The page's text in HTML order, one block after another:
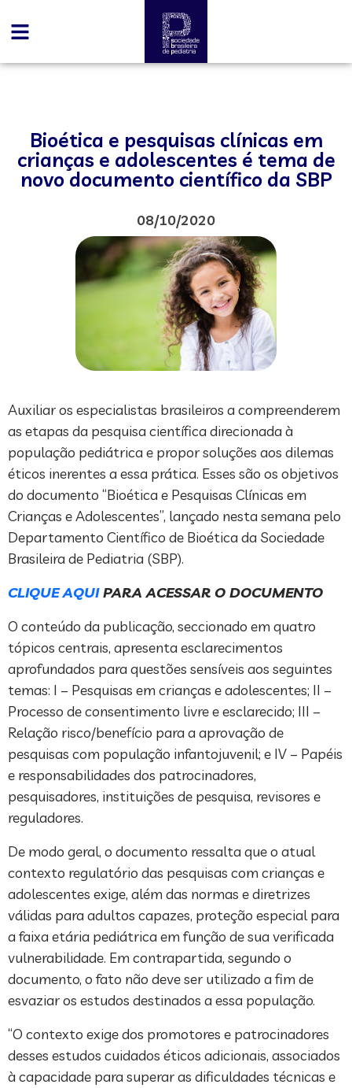
Bioética e pesquisas clínicas em
crianças e adolescentes é tema de
novo documento científico da SBP
08/10/2020
Auxiliar os especialistas brasileiros a compreenderem
as etapas da pesquisa científica direcionada à
população pediátrica e propor soluções aos dilemas
éticos inerentes a essa prática. Esses são os objetivos
do documento “Bioética e Pesquisas Clínicas em
Crianças e Adolescentes”, lançado nesta semana pelo
Departamento Científico de Bioética da Sociedade
Brasileira de Pediatria (SBP).
CLIQUE AQUIPARA ACESSAR O DOCUMENTO
O conteúdo da publicação, seccionado em quatro
tópicos centrais, apresenta esclarecimentos
aprofundados para questões sensíveis aos seguintes
temas: I – Pesquisas em crianças e adolescentes; II –
Processo de consentimento livre e esclarecido; III –
Relação risco/benefício para a aprovação de
pesquisas com população infantojuvenil; e IV – Papéis
e responsabilidades dos patrocinadores,
pesquisadores, instituições de pesquisa, revisores e
reguladores.
De modo geral, o documento ressalta que o atual
contexto regulatório das pesquisas com crianças e
adolescentes exige, além das normas e diretrizes
válidas para adultos capazes, proteção especial para
a faixa etária pediátrica em função de sua verificada
vulnerabilidade. Em contrapartida, segundo o
documento, o fato não deve ser utilizado a fim de
esvaziar os estudos destinados a essa população.
“O contexto exige dos promotores e patrocinadores
desses estudos cuidados éticos adicionais, associados
à capacidade para superar as dificuldades técnicas e